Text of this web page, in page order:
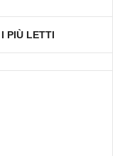
I PIÙ LETTI